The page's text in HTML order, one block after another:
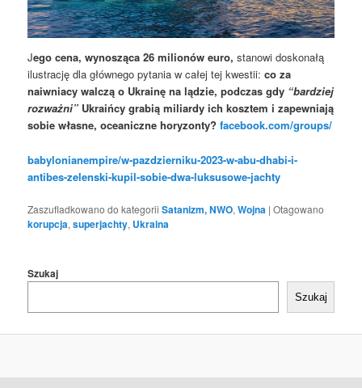
Jego cena, wynosząca 26 milionów euro,stanowi doskonałą
ilustrację dla głównego pytania w całej tej kwestii:co za
naiwniacy walczą o Ukrainę na lądzie, podczas gdy “bardziej
rozważni” Ukraińcy grabią miliardy ich kosztem i zapewniają
sobie własne, oceaniczne horyzonty? facebook.com/groups/
babylonianempire/w-pazdzierniku-2023-w-abu-dhabi-i-
antibes-zelenski-kupil-sobie-dwa-luksusowe-jachty
Zaszufladkowano do kategorii Satanizm, NWO,Wojna |Otagowano
korupcja,superjachty, Ukraina
Szukaj
Szukaj